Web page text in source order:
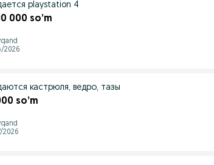
playstation 4
000 so’m
2026
кастрюля, ведро, тазы
so’m
2026